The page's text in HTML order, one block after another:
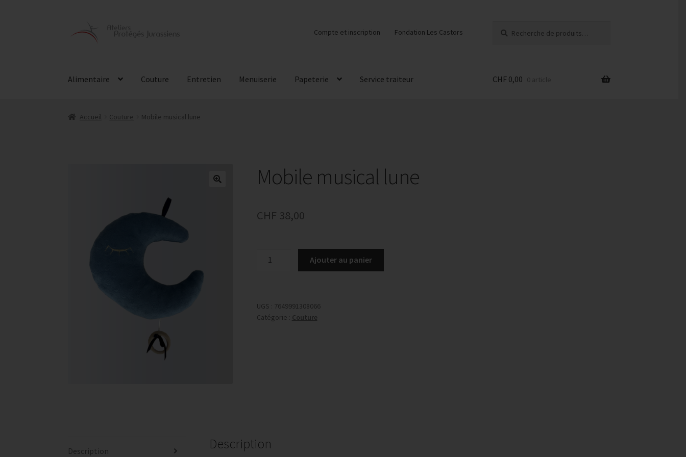
Compte et inscription Fondation Les Castors
pour :
Alimentaire Couture Entretien Menuiserie Papeterie Service traiteur CHF 0,00
Accueil Couture Mobile musical lune
Mobile musical lune
CHF 38,00
lune
Ajouter au panier
UGS : 7649991308066
Catégorie : Couture
Description Description